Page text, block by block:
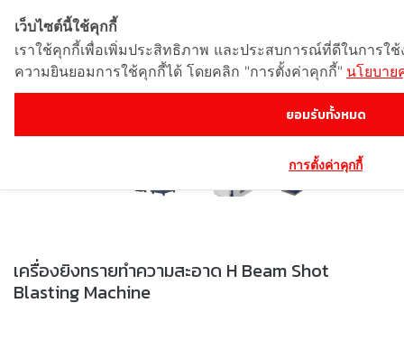
เครื่องยิงทรายทำความสะอาด H Beam Shot
Blasting Machine
เครื่องยิงทรายทำความสะอาด H Beam Shot
Blasting Machine
เว็บไซต์นี้ใช้คุกกี้
เราใช้คุกกี้เพื่อเพิ่มประสิทธิภาพ และประสบการณ์ที่ดีในการใ
ความยินยอมการใช้คุกกี้ได้ โดยคลิก "การตั้งค่าคุกกี้" นโยบาย
ยอมรับทั้งหมด
การตั้งค่าคุกกี้